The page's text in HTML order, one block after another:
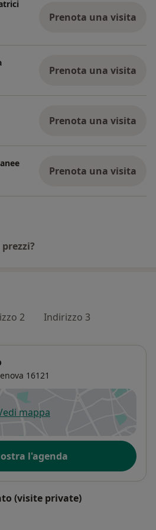
sul sito internet
Prenota una visita
Prenota una visita
Prenota una visita
Prenota una visita
2 Indirizzo 3
16121
mappa
si apre in una nuova scheda
l'agenda
(visite private)